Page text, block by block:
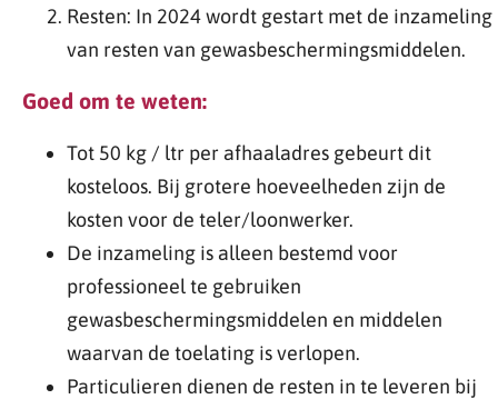
Resten: In 2024 wordt gestart met de inzameling
van resten van gewasbeschermingsmiddelen.
Goed om te weten:
Tot 50 kg / ltr per afhaaladres gebeurt dit
kosteloos. Bij grotere hoeveelheden zijn de
kosten voor de teler/loonwerker.
De inzameling is alleen bestemd voor
professioneel te gebruiken
gewasbeschermingsmiddelen en middelen
waarvan de toelating is verlopen.
Particulieren dienen de resten in te leveren bij